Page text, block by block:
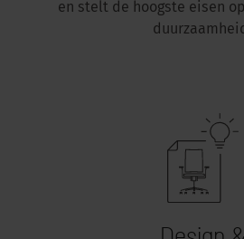
en stelt de hoogste eisen